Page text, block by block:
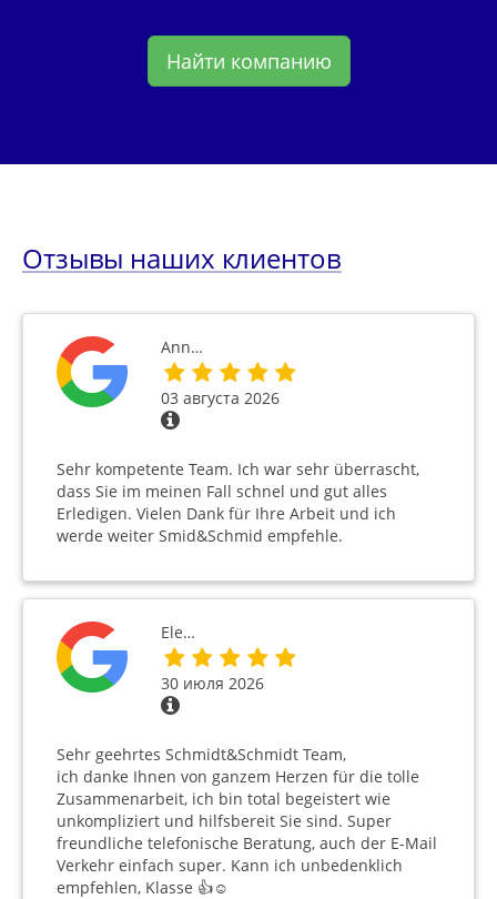
Найти компанию
Отзывы наших клиентов
Ann…
03 августа 2026
Sehr kompetente Team. Ich war sehr überrascht,
dass Sie im meinen Fall schnel und gut alles
Erledigen. Vielen Dank für Ihre Arbeit und ich
werde weiter Smid&Schmid empfehle.
Ele…
30 июля 2026
Sehr geehrtes Schmidt&Schmidt Team,
ich danke Ihnen von ganzem Herzen für die tolle
Zusammenarbeit, ich bin total begeistert wie
unkompliziert und hilfsbereit Sie sind. Super
freundliche telefonische Beratung, auch der E-Mail
Verkehr einfach super. Kann ich unbedenklich
empfehlen, Klasse 👍☺️